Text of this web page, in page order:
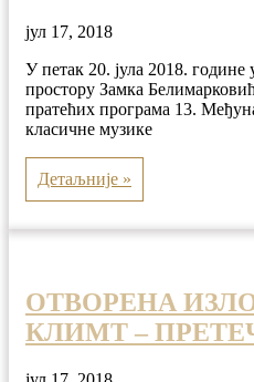
јул 17, 2018
У петак 20. јула 2018. године
простору Замка
пратећих програма 13.
класичне музике
Детаљније »
ОТВОРЕНА
КЛИМТ –